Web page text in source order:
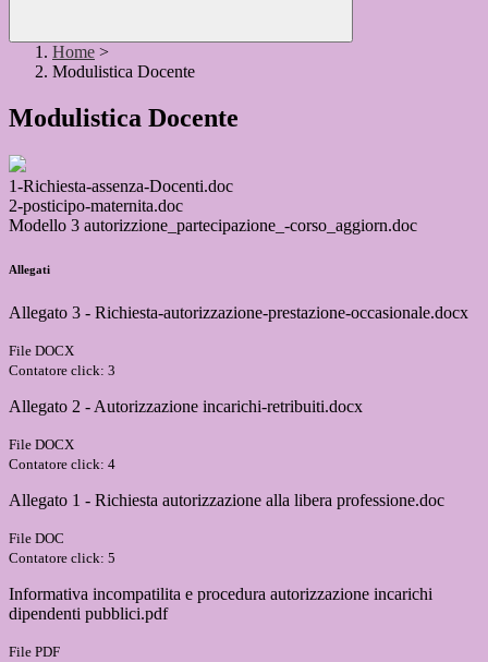
Home >
Modulistica Docente
Modulistica Docente
1-Richiesta-assenza-Docenti.doc
2-posticipo-maternita.doc
Modello 3 autorizzione_partecipazione_-corso_aggiorn.doc
Allegati
Allegato 3 - Richiesta-autorizzazione-prestazione-occasionale.docx
File DOCX
Contatore click: 3
Allegato 2 - Autorizzazione incarichi-retribuiti.docx
File DOCX
Contatore click: 4
Allegato 1 - Richiesta autorizzazione alla libera professione.doc
File DOC
Contatore click: 5
Informativa incompatilita e procedura autorizzazione incarichi
dipendenti pubblici.pdf
File PDF